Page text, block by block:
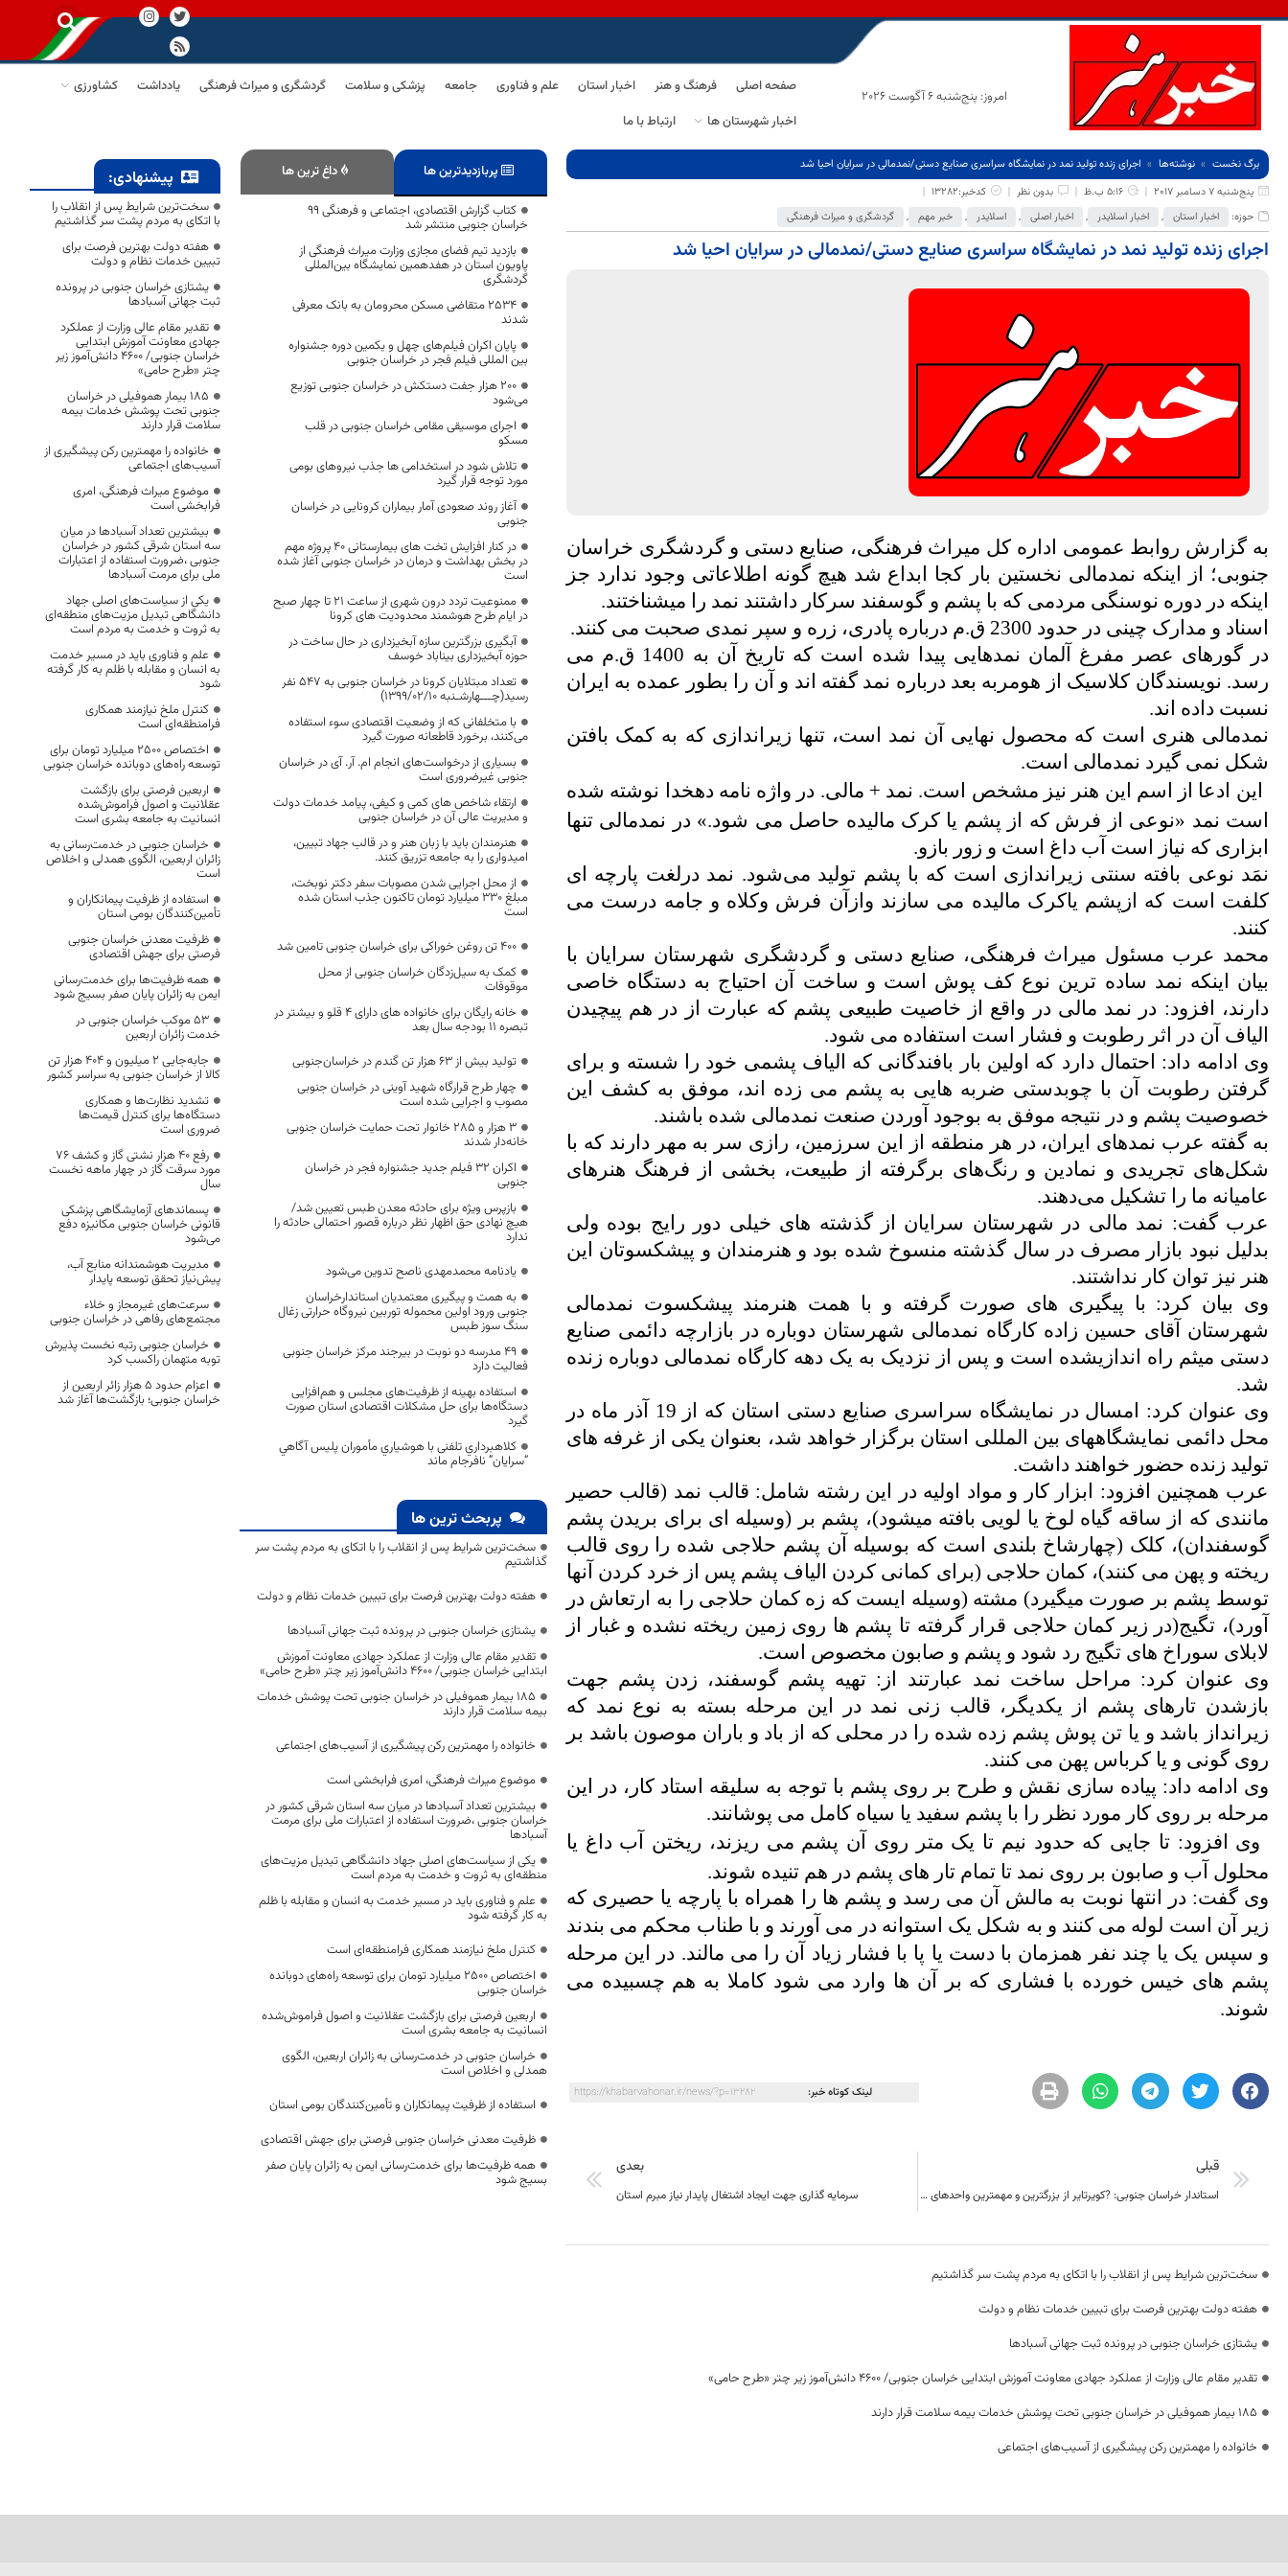
امروز: پنج‌شنبه 6 آگوست 2026
صفحه اصلی فرهنگ و هنر اخبار استان علم و فناوری جامعه پزشکی و سلامت گردشگری و میراث فرهنگی یادداشت
کشاورزی
اخبار شهرستان ها
ارتباط با ما
برگ نخست نوشته‌ها
اجرای زنده تولید نمد در نمایشگاه سراسری صنایع دستی/نمدمالی در سرایان احیا شد
پنج‌شنبه 7 دسامبر 2017
5:16 ب.ظ بدون نظر
کدخبر:13282
حوزه:
اخبار استان , اخبار اسلایدر , اخبار اصلی , اسلایدر , خبر مهم , گردشگری و میراث فرهنگی
اجرای زنده تولید نمد در نمایشگاه سراسری صنایع دستی/نمدمالی در سرایان احیا شد
به گزارش روابط عمومی اداره کل میراث فرهنگی، صنایع دستی و گردشگری خراسان
جنوبی؛ از اینکه نمدمالی نخستین بار کجا ابداع شد هیچ گونه اطلاعاتی وجود ندارد جز
اینکه در دوره نوسنگی مردمی که با پشم و گوسفند سرکار داشتند نمد را میشناختند.
اسناد و مدارک چینی در حدود 2300 ق.م درباره پادری، زره و سپر نمدی صحبت می کنند.
در گورهای عصر مفرغ آلمان نمدهایی پیدا شده است که تاریخ آن به 1400 ق.م می
رسد. نویسندگان کلاسیک از هومربه بعد درباره نمد گفته اند و آن را بطور عمده به ایران
نسبت داده اند.
نمدمالی هنری است که محصول نهایی آن نمد است، تنها زیراندازی که به کمک بافتن
شکل نمی گیرد نمدمالی است.
این ادعا از اسم این هنر نیز مشخص است. نمد + مالی. در واژه نامه دهخدا نوشته شده
است نمد «نوعی از فرش که از پشم یا کرک مالیده حاصل می شود.» در نمدمالی تنها
ابزاری که نیاز است آب داغ است و زور بازو.
نمَد نوعی بافته سنتی زیراندازی است که با پشم تولید می‌شود. نمد درلغت پارچه ای
کلفت است که ازپشم یاکرک مالیده می سازند وازآن فرش وکلاه و جامه درست می
کنند.
محمد عرب مسئول میراث فرهنگی، صنایع دستی و گردشگری شهرستان سرایان با
بیان اینکه نمد ساده ترین نوع کف پوش است و ساخت آن احتیاج به دستگاه خاصی
دارند، افزود: در نمد مالی در واقع از خاصیت طبیعی پشم که عبارت از در هم پیچیدن
الیاف آن در اثر رطوبت و فشار است استفاده می شود.
وی ادامه داد: احتمال دارد که اولین بار بافندگانی که الیاف پشمی خود را شسته و برای
گرفتن رطوبت آن با چوبدستی ضربه هایی به پشم می زده اند، موفق به کشف این
خصوصیت پشم و در نتیجه موفق به بوجود آوردن صنعت نمدمالی شده باشند.
به گفته عرب نمدهای ایران، در هر منطقه از این سرزمین، رازی سر به مهر دارند كه با
شكل‌های تجریدی و نمادین و رنگ‌های برگرفته از طبیعت، بخشی از فرهنگ هنرهای
عامیانه ما را تشكیل می‌دهند.
عرب گفت: نمد مالی در شهرستان سرایان از گذشته های خیلی دور رایج بوده ولی
بدلیل نبود بازار مصرف در سال گذشته منسوخ شده بود و هنرمندان و پیشکسوتان این
هنر نیز توان کار نداشتند.
وی بیان کرد: با پیگیری های صورت گرفته و با همت هنرمند پیشکسوت نمدمالی
شهرستان آقای حسین زاده کارگاه نمدمالی شهرستان دوباره در بازارچه دائمی صنایع
دستی میثم راه اندازیشده است و پس از نزدیک به یک دهه کارگاه نمدمالی دوباره زنده
شد.
وی عنوان کرد: امسال در نمایشگاه سراسری صنایع دستی استان که از 19 آذر ماه در
محل دائمی نمایشگاههای بین المللی استان برگزار خواهد شد، بعنوان یکی از غرفه های
تولید زنده حضور خواهند داشت.
عرب همچنین افزود: ابزار کار و مواد اولیه در این رشته شامل: قالب نمد (قالب حصیر
مانندی که از ساقه گیاه لوخ یا لویی بافته میشود)، پشم بر (وسیله ای برای بریدن پشم
گوسفندان)، کلک (چهارشاخ بلندی است که بوسیله آن پشم حلاجی شده را روی قالب
ریخته و پهن می کنند)، کمان حلاجی (برای کمانی کردن الیاف پشم پس از خرد کردن آنها
توسط پشم بر صورت میگیرد) مشته (وسیله ایست که زه کمان حلاجی را به ارتعاش در
آورد)، تگیج(در زیر کمان حلاجی قرار گرفته تا پشم ها روی زمین ریخته نشده و غبار از
لابلای سوراخ های تگیج رد شود و پشم و صابون مخصوص است.
وی عنوان کرد: مراحل ساخت نمد عبارتند از: تهیه پشم گوسفند، زدن پشم جهت
بازشدن تارهای پشم از یکدیگر، قالب زنی نمد در این مرحله بسته به نوع نمد که
زیرانداز باشد و یا تن پوش پشم زده شده را در محلی که از باد و باران موصون باشد بر
روی گونی و یا کرباس پهن می کنند.
وی ادامه داد: پیاده سازی نقش و طرح بر روی پشم با توجه به سلیقه استاد کار، در این
مرحله بر روی کار مورد نظر را با پشم سفید یا سیاه کامل می پوشانند.
وی افزود: تا جایی که حدود نیم تا یک متر روی آن پشم می ریزند، ریختن آب داغ یا
محلول آب و صابون بر روی نمد تا تمام تار های پشم در هم تنیده شوند.
وی گفت: در انتها نوبت به مالش آن می رسد و پشم ها را همراه با پارچه یا حصیری که
زیر آن است لوله می کنند و به شکل یک استوانه در می آورند و با طناب محکم می بندند
و سپس یک یا چند نفر همزمان با دست یا پا با فشار زیاد آن را می مالند. در این مرحله
پشم های خیس خورده با فشاری که بر آن ها وارد می شود کاملا به هم چسبیده می
شوند.
لینک کوتاه خبر: https://khabarvahonar.ir/news/?p=13282
قبلی
استاندار خراسان جنوبی: ?کویرتایر از بزرگترین و مهمترین واحدهای صنعتی کشور است
بعدی
سرمایه گذاری جهت ایجاد اشتغال پایدار نیاز مبرم استان
سخت‌ترین شرایط پس از انقلاب را با اتکای به مردم پشت سر گذاشتیم
هفته دولت بهترین فرصت برای تبیین خدمات نظام و دولت
یشتازی خراسان جنوبی در پرونده ثبت جهانی آسبادها
تقدیر مقام عالی وزارت از عملکرد جهادی معاونت آموزش ابتدایی خراسان جنوبی/ ۴۶۰۰ دانش‌آموز زیر چتر «طرح حامی»
۱۸۵ بیمار هموفیلی در خراسان جنوبی تحت پوشش خدمات بیمه سلامت قرار دارند
خانواده را مهمترین رکن پیشگیری از آسیب‌های اجتماعی
پربازدیدترین ها داغ ترین ها
کتاب‎ گزارش اقتصادی، اجتماعی و فرهنگی ۹۹
خراسان جنوبی منتشر شد
بازدید تیم فضای مجازی وزارت میراث فرهنگی از
پاویون استان در هفدهمین نمایشگاه بین‌المللی
گردشگری
۲۵۳۴ متقاضی مسکن محرومان به بانک معرفی
شدند
پایان اکران فیلم‌های چهل و یکمین دوره جشنواره
بین المللی فیلم فجر در خراسان جنوبی
۲۰۰ هزار جفت دستکش در خراسان جنوبی توزیع
می‌شود
اجرای موسیقی مقامی خراسان جنوبی در قلب
مسکو
تلاش شود در استخدامی ها جذب نیروهای بومی
مورد توجه قرار گیرد
آغاز روند صعودی آمار بیماران کرونایی در خراسان
جنوبی
در کنار افزایش تخت های بیمارستانی ۴۰ پروژه مهم
در بخش بهداشت و درمان در خراسان جنوبی آغاز شده
است
ممنوعیت تردد درون شهری از ساعت 21 تا چهار صبح
در ایام طرح هوشمند محدودیت های کرونا
آبگیری بزرگترین سازه آبخیزداری در حال ساخت در
حوزه آبخیزداری بیناباد خوسف
تعداد مبتلایان کرونا در خراسان جنوبی به 547 نفر
رسید(چـــهارشـنبه 1399/02/10)
با متخلفانی که از وضعیت اقتصادی سوء استفاده
می‌کنند، برخورد قاطعانه صورت گیرد
بسیاری از درخواست‌های انجام ام. آر. آی در خراسان
جنوبی غیرضروری است
ارتقاء شاخص های کمی و کیفی، پیامد خدمات دولت
و مدیریت عالی آن در خراسان جنوبی
هنرمندان باید با زبان هنر و در قالب جهاد تبیین،
امیدواری را به جامعه تزریق کنند.
از محل اجرایی شدن مصوبات سفر دکتر نوبخت،
مبلغ 330 میلیارد تومان تاکنون جذب استان شده
است
۴۰۰ تن روغن خوراکی برای خراسان جنوبی تامین شد
کمک به سیل‌زدگان خراسان جنوبی از محل
موقوفات
خانه رایگان برای خانواده های دارای 4 قلو‌ و بیشتر در
تبصره 11 بودجه سال بعد
تولید بیش از 63 هزار تن گندم در خراسان‌جنوبی
چهار طرح قرارگاه شهید آوینی در خراسان جنوبی
مصوب و اجرایی شده است
۳ هزار و ۲۸۵ خانوار تحت حمایت خراسان جنوبی
خانه‌دار شدند
اکران ۳۲ فیلم جدید جشنواره فجر در خراسان
جنوبی
بازپرس ویژه برای حادثه معدن طبس تعیین شد/
هیچ نهادی حق اظهار نظر درباره قصور احتمالی حادثه را
ندارد
یادنامه محمدمهدی ناصح تدوین می‌شود
به همت و پیگیری معتمدیان استاندارخراسان
جنوبی ورود اولین محموله توربین نیروگاه حرارتی زغال
سنگ سوز طبس
۴۹ مدرسه دو نوبت در بیرجند مرکز خراسان جنوبی
فعالیت دارد
استفاده بهینه از ظرفیت‌های مجلس و هم‌افزایی
دستگاه‌ها برای حل مشکلات اقتصادی استان صورت
گیرد
كلاهبرداري تلفنی با هوشياري مأموران پليس آگاهي
“سرايان” نافرجام ماند
پربحث ترین ها
سخت‌ترین شرایط پس از انقلاب را با اتکای به مردم پشت سر
گذاشتیم
هفته دولت بهترین فرصت برای تبیین خدمات نظام و دولت
یشتازی خراسان جنوبی در پرونده ثبت جهانی آسبادها
تقدیر مقام عالی وزارت از عملکرد جهادی معاونت آموزش
ابتدایی خراسان جنوبی/ ۴۶۰۰ دانش‌آموز زیر چتر «طرح حامی»
۱۸۵ بیمار هموفیلی در خراسان جنوبی تحت پوشش خدمات
بیمه سلامت قرار دارند
خانواده را مهمترین رکن پیشگیری از آسیب‌های اجتماعی
موضوع میراث فرهنگی، امری فرابخشی است
بیشترین تعداد آسبادها در میان سه استان شرقی کشور در
خراسان جنوبی ،ضرورت استفاده از اعتبارات ملی برای مرمت
آسبادها
یکی از سیاست‌های اصلی جهاد دانشگاهی تبدیل مزیت‌های
منطقه‌ای به ثروت و خدمت به مردم است
علم و فناوری باید در مسیر خدمت به انسان و مقابله با ظلم
به کار گرفته شود
کنترل ملخ نیازمند همکاری فرامنطقه‌ای است
اختصاص 2500 میلیارد تومان برای توسعه راه‌های دوبانده
خراسان جنوبی
اربعین فرصتی برای بازگشت عقلانیت و اصول فراموش‌شده
انسانیت به جامعه بشری است
خراسان جنوبی در خدمت‌رسانی به زائران اربعین، الگوی
همدلی و اخلاص است
استفاده از ظرفیت پیمانکاران و تأمین‌کنندگان بومی استان
ظرفیت معدنی خراسان جنوبی فرصتی برای جهش اقتصادی
همه ظرفیت‌ها برای خدمت‌رسانی ایمن به زائران پایان صفر
بسیج شود
پیشنهادی:
سخت‌ترین شرایط پس از انقلاب را
با اتکای به مردم پشت سر گذاشتیم
هفته دولت بهترین فرصت برای
تبیین خدمات نظام و دولت
یشتازی خراسان جنوبی در پرونده
ثبت جهانی آسبادها
تقدیر مقام عالی وزارت از عملکرد
جهادی معاونت آموزش ابتدایی
خراسان جنوبی/ ۴۶۰۰ دانش‌آموز زیر
چتر «طرح حامی»
۱۸۵ بیمار هموفیلی در خراسان
جنوبی تحت پوشش خدمات بیمه
سلامت قرار دارند
خانواده را مهمترین رکن پیشگیری از
آسیب‌های اجتماعی
موضوع میراث فرهنگی، امری
فرابخشی است
بیشترین تعداد آسبادها در میان
سه استان شرقی کشور در خراسان
جنوبی ،ضرورت استفاده از اعتبارات
ملی برای مرمت آسبادها
یکی از سیاست‌های اصلی جهاد
دانشگاهی تبدیل مزیت‌های منطقه‌ای
به ثروت و خدمت به مردم است
علم و فناوری باید در مسیر خدمت
به انسان و مقابله با ظلم به کار گرفته
شود
کنترل ملخ نیازمند همکاری
فرامنطقه‌ای است
اختصاص 2500 میلیارد تومان برای
توسعه راه‌های دوبانده خراسان جنوبی
اربعین فرصتی برای بازگشت
عقلانیت و اصول فراموش‌شده
انسانیت به جامعه بشری است
خراسان جنوبی در خدمت‌رسانی به
زائران اربعین، الگوی همدلی و اخلاص
است
استفاده از ظرفیت پیمانکاران و
تأمین‌کنندگان بومی استان
ظرفیت معدنی خراسان جنوبی
فرصتی برای جهش اقتصادی
همه ظرفیت‌ها برای خدمت‌رسانی
ایمن به زائران پایان صفر بسیج شود
53 موکب خراسان جنوبی در
خدمت زائران اربعین
جابه‌جایی 2 میلیون و 404 هزار تن
کالا از خراسان جنوبی به سراسر کشور
تشدید نظارت‌ها و همکاری
دستگاه‌ها برای کنترل قیمت‌ها
ضروری است
رفع 40 هزار نشتی گاز و کشف 76
مورد سرقت گاز در چهار ماهه نخست
سال
پسماندهای آزمایشگاهی پزشکی
قانونی خراسان جنوبی مکانیزه دفع
می‌شود
مدیریت هوشمندانه منابع آب،
پیش‌نیاز تحقق توسعه پایدار
سرعت‌های غیرمجاز و خلاء
مجتمع‌های رفاهی در خراسان جنوبی
خراسان جنوبی رتبه نخست پذیرش
توبه متهمان راکسب کرد
اعزام حدود 5 هزار زائر اربعین از
خراسان جنوبی؛ بازگشت‌ها آغاز شد